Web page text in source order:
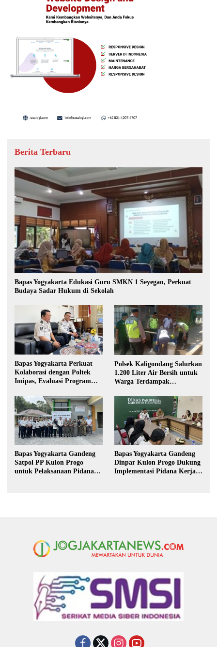
Berita Terbaru
Bapas Yogyakarta Edukasi Guru SMKN 1 Seyegan, Perkuat
Budaya Sadar Hukum di Sekolah
Bapas Yogyakarta Perkuat
Kolaborasi dengan Poltek
Imipas, Evaluasi Program
Polsek Kaligondang Salurkan
1.200 Liter Air Bersih untuk
Warga Terdampak
Bapas Yogyakarta Gandeng
Satpol PP Kulon Progo
untuk Pelaksanaan Pidana
Bapas Yogyakarta Gandeng
Dinpar Kulon Progo Dukung
Implementasi Pidana Kerja